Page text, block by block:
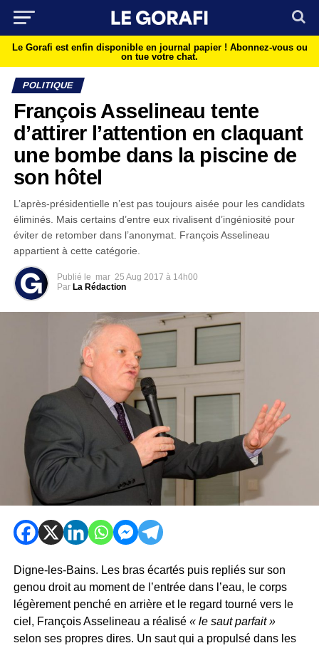
Le Gorafi est enfin disponible en journal papier ! Abonnez-vous ou
on tue votre chat.
POLITIQUE
François Asselineau tente
d’attirer l’attention en claquant
une bombe dans la piscine de
son hôtel
L’après-présidentielle n’est pas toujours aisée pour les candidats
éliminés. Mais certains d’entre eux rivalisent d’ingéniosité pour
éviter de retomber dans l’anonymat. François Asselineau
appartient à cette catégorie.
Publié le mar 25 Aug 2017 à 14h00
Par La Rédaction
Digne-les-Bains. Les bras écartés puis repliés sur son
genou droit au moment de l’entrée dans l’eau, le corps
légèrement penché en arrière et le regard tourné vers le
ciel, François Asselineau a réalisé« le saut parfait »
selon ses propres dires. Un saut qui a propulsé dans les